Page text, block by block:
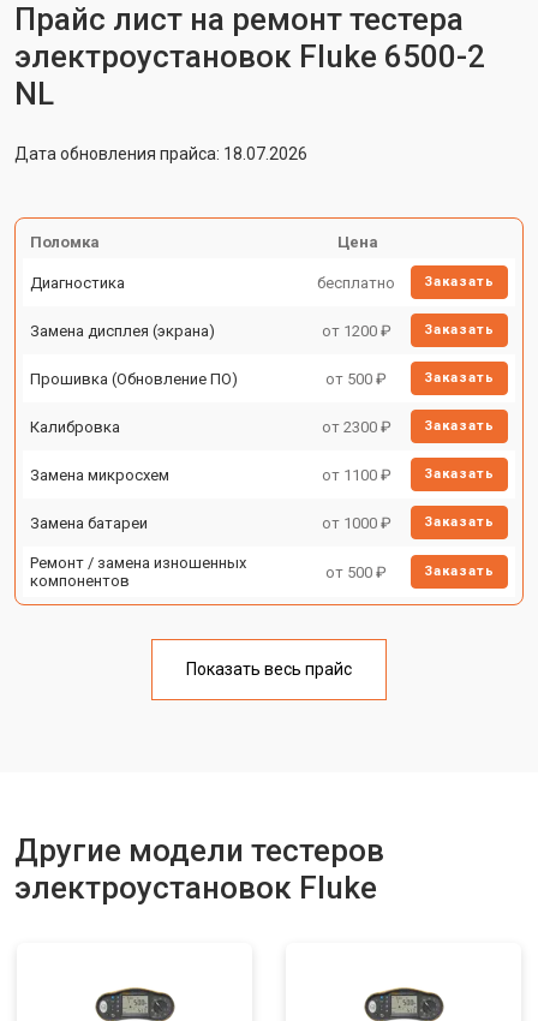
Прайс лист на ремонт тестера
электроустановок Fluke 6500-2
NL
Дата обновления прайса: 18.07.2026
Поломка Цена
Диагностика бесплатно Заказать
Замена дисплея (экрана) от 1200 ₽ Заказать
Прошивка (Обновление ПО) от 500 ₽ Заказать
Калибровка от 2300 ₽ Заказать
Замена микросхем от 1100 ₽ Заказать
Замена батареи от 1000 ₽ Заказать
Ремонт / замена изношенных
компонентов
от 500 ₽ Заказать
Показать весь прайс
Другие модели тестеров
электроустановок Fluke